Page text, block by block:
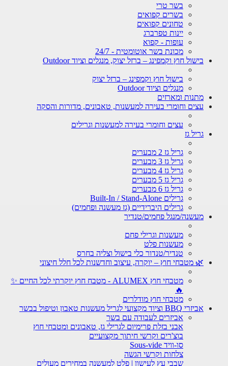
בשר טרי
בשרים קפואים
טחונים קפואים
יינות טפרברג
עופות - קפוא
מכונת בשר אוטומטית - 24/7
בישול חוץ וקמפינג – ברזל יצוק, מנגלים וציוד Outdoor
בישול חוץ וקמפינג – ברזל יצוק
מנגלים וציוד Outdoor
מתנות ומארזים
עצים וחומרי בעירה למעשנות, טאבונים, מדורות והסקה
עצים וחומרי בעירה למעשנות וגרילים
גריל גז
גריל גז 2 מבערים
גריל גז 3 מבערים
גריל גז 4 מבערים
גריל גז 5 מבערים
גריל גז 6 מבערים
גרילים Built-In / Stand-Alone
גרילים היברידיים (גז מעשנה ופחמים)
מעשנה/מנגל פחמים/טנדיר
מעשנות וגרילי פחם
מעשנות פלט
טנדיר/טנדור כלי בישול וצליה בחרס
🌿 מטבחי חוץ – יוקרה, עיצוב וחדשנות לכל חלל חיצוני
מטבחי חוץ ALUMEX - מטבח חוץ יוקרתי לכל החיים ✨
מטבחי חוץ מודלרים
אביזרי BBQ וציוד מקצועי לגריל מעשנות טאבון וטיפול בבשר
אביזרים לעבודה עם בשר
אבני בזלת פרימיום לגרילי גז, טאבונים ומטבחי חוץ
בוצ'רים וקרשי חיתוך מקצועיים
סו-וויד Sous-vide
צלחות וקרשי הגשה
שבבי עץ לעישון | פלט למעשנה במחירים מעולים